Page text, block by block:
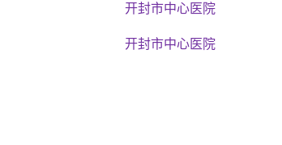
开封市中心医院
开封市中心医院